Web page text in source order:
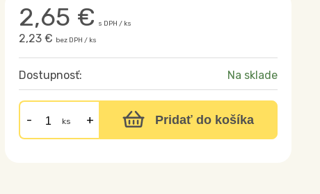
2,65 € s DPH / ks
2,23 € bez DPH / ks
Dostupnosť: Na sklade
ks Pridať do košíka